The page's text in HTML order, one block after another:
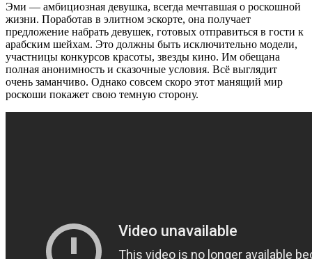
Эми — амбициозная девушка, всегда мечтавшая о роскошной
жизни. Поработав в элитном эскорте, она получает
предложение набрать девушек, готовых отправиться в гости к
арабским шейхам. Это должны быть исключительно модели,
участницы конкурсов красоты, звезды кино. Им обещана
полная анонимность и сказочные условия. Всё выглядит
очень заманчиво. Однако совсем скоро этот манящий мир
роскоши покажет свою темную сторону.